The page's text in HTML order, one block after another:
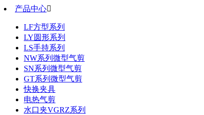
产品中心
LF方型系列
LY圆形系列
LS手持系列
NW系列微型气剪
SN系列微型气剪
GT系列微型气剪
快换夹具
电热气剪
水口夹VGRZ系列